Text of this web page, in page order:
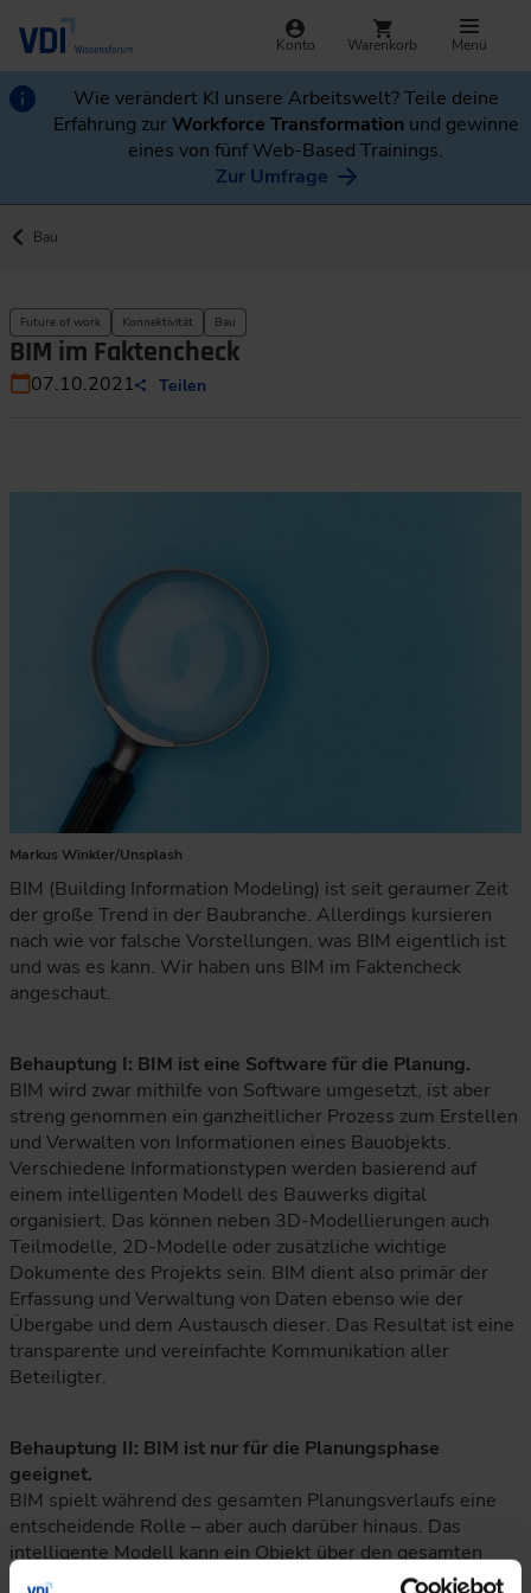
Konto Warenkorb Menü
Wie verändert KI unsere Arbeitswelt? Teile deine
Erfahrung zurWorkforce Transformation und gewinne
eines von fünf Web-Based Trainings.
Zur Umfrage
Bau
Future of work Konnektivität Bau
BIM im Faktencheck
07.10.2021 Teilen
Markus Winkler/Unsplash
BIM (Building Information Modeling) ist seit geraumer Zeit
der große Trend in der Baubranche. Allerdings kursieren
nach wie vor falsche Vorstellungen, was BIM eigentlich ist
und was es kann. Wir haben uns BIM im Faktencheck
angeschaut.
Behauptung I: BIM ist eine Software für die Planung.
BIM wird zwar mithilfe von Software umgesetzt, ist aber
streng genommen ein ganzheitlicher Prozess zum Erstellen
und Verwalten von Informationen eines Bauobjekts.
Verschiedene Informationstypen werden basierend auf
einem intelligenten Modell des Bauwerks digital
organisiert. Das können neben 3D-Modellierungen auch
Teilmodelle, 2D-Modelle oder zusätzliche wichtige
Dokumente des Projekts sein. BIM dient also primär der
Erfassung und Verwaltung von Daten ebenso wie der
Übergabe und dem Austausch dieser. Das Resultat ist eine
transparente und vereinfachte Kommunikation aller
Beteiligter.
Behauptung II: BIM ist nur für die Planungsphase
geeignet.
BIM spielt während des gesamten Planungsverlaufs eine
entscheidende Rolle – aber auch darüber hinaus. Das
intelligente Modell kann ein Objekt über den gesamten
Lebenszyklus hinweg darstellen: von der Planung über den